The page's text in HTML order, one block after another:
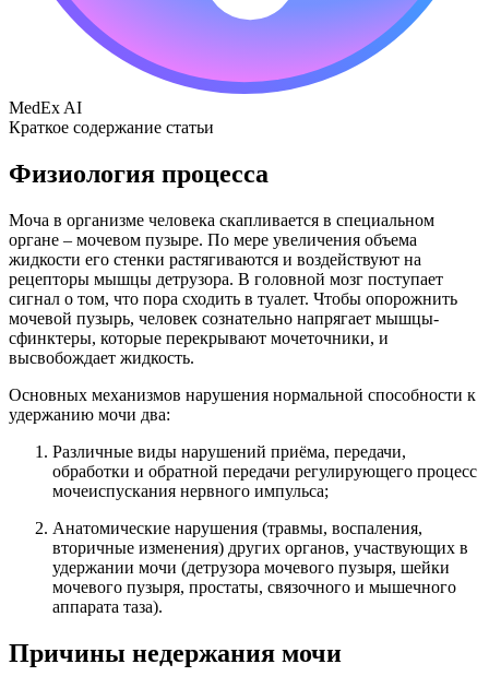
MedEx AI
Краткое содержание статьи
Физиология процесса
Моча в организме человека скапливается в специальном
органе – мочевом пузыре. По мере увеличения объема
жидкости его стенки растягиваются и воздействуют на
рецепторы мышцы детрузора. В головной мозг поступает
сигнал о том, что пора сходить в туалет. Чтобы опорожнить
мочевой пузырь, человек сознательно напрягает мышцы-
сфинктеры, которые перекрывают мочеточники, и
высвобождает жидкость.
Основных механизмов нарушения нормальной способности к
удержанию мочи два:
Различные виды нарушений приёма, передачи,
обработки и обратной передачи регулирующего процесс
мочеиспускания нервного импульса;
Анатомические нарушения (травмы, воспаления,
вторичные изменения) других органов, участвующих в
удержании мочи (детрузора мочевого пузыря, шейки
мочевого пузыря, простаты, связочного и мышечного
аппарата таза).
Причины недержания мочи